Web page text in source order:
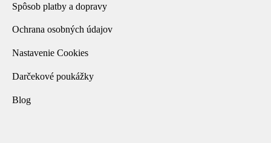
Spôsob platby a dopravy
Ochrana osobných údajov
Nastavenie Cookies
Darčekové poukážky
Blog